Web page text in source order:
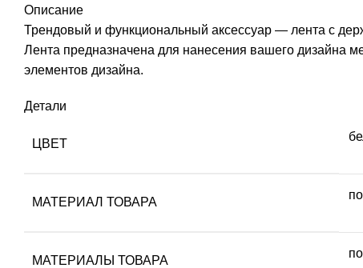
Описание
Трендовый и функциональный аксессуар — лента с
Лента предназначена для нанесения вашего дизайна
элементов дизайна.
Детали
ЦВЕТ
МАТЕРИАЛ ТОВАРА
МАТЕРИАЛЫ ТОВАРА